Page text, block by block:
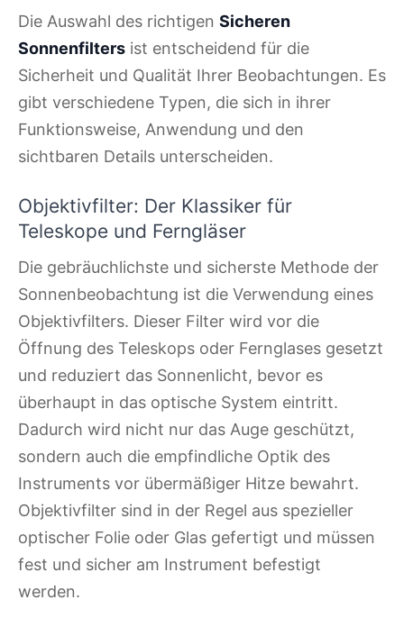
Die Auswahl des richtigen Sicheren
Sonnenfilters ist entscheidend für die
Sicherheit und Qualität Ihrer Beobachtungen. Es
gibt verschiedene Typen, die sich in ihrer
Funktionsweise, Anwendung und den
sichtbaren Details unterscheiden.
Objektivfilter: Der Klassiker für
Teleskope und Ferngläser
Die gebräuchlichste und sicherste Methode der
Sonnenbeobachtung ist die Verwendung eines
Objektivfilters. Dieser Filter wird vor die
Öffnung des Teleskops oder Fernglases gesetzt
und reduziert das Sonnenlicht, bevor es
überhaupt in das optische System eintritt.
Dadurch wird nicht nur das Auge geschützt,
sondern auch die empfindliche Optik des
Instruments vor übermäßiger Hitze bewahrt.
Objektivfilter sind in der Regel aus spezieller
optischer Folie oder Glas gefertigt und müssen
fest und sicher am Instrument befestigt
werden.